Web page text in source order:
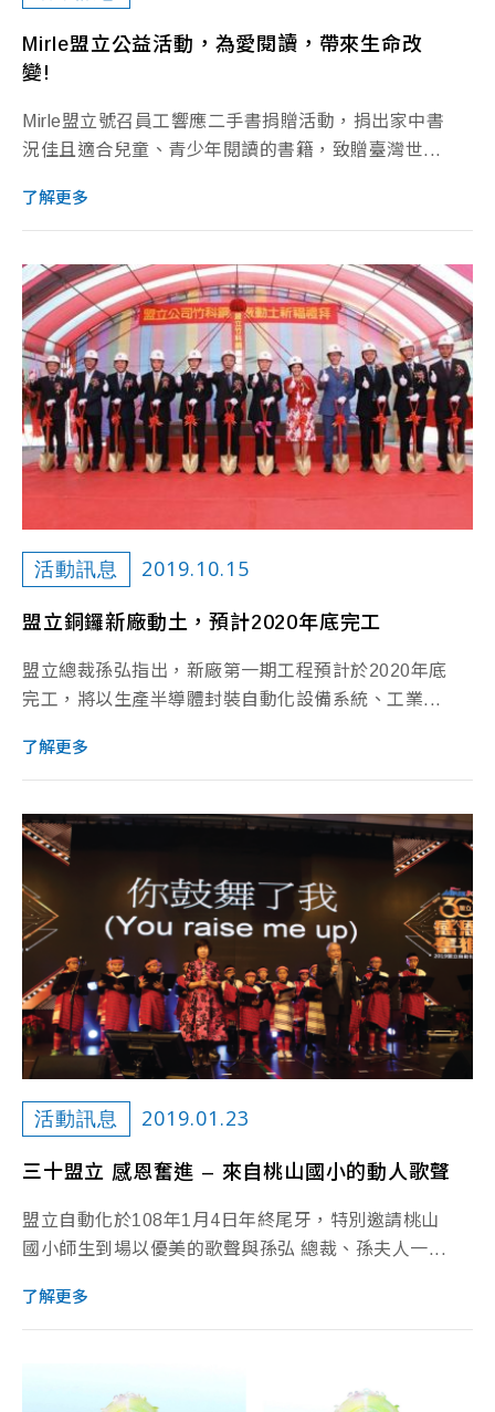
Mirle盟立公益活動，為愛閱讀，帶來生命改
變!
Mirle盟立號召員工響應二手書捐贈活動，捐出家中書
況佳且適合兒童、青少年閱讀的書籍，致贈臺灣世...
了解更多
活動訊息 2019.10.15
盟立銅鑼新廠動土，預計2020年底完工
盟立總裁孫弘指出，新廠第一期工程預計於2020年底
完工，將以生產半導體封裝自動化設備系統、工業...
了解更多
活動訊息 2019.01.23
三十盟立 感恩奮進 – 來自桃山國小的動人歌聲
盟立自動化於108年1月4日年終尾牙，特別邀請桃山
國小師生到場以優美的歌聲與孫弘 總裁、孫夫人一...
了解更多